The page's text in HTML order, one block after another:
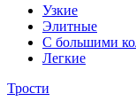
Узкие
Элитные
С большими
Легкие
Трости